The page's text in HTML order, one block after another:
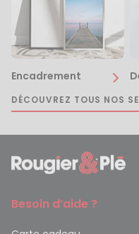
Encadrement
DÉCOUVREZ TOUS NOS
Besoin d’aide ?